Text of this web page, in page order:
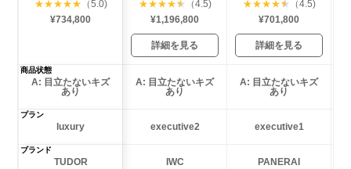
★★★★★ （5.0)
¥734,800
★★★★★
（4.5)
¥1,196,800
詳細を見る
★★★★★
（4.5)
¥701,800
詳細を見る
商品状態
A: 目立たないキズ
あり
A: 目立たないキズ
あり
A: 目立たないキズ
あり
プラン
luxury executive2 executive1
ブランド
TUDOR IWC PANERAI